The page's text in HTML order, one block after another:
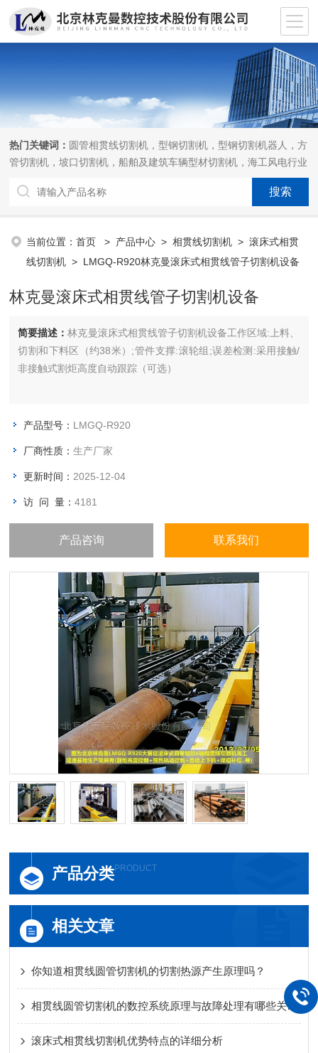
热门关键词： 圆管相贯线切割机，型钢切割机，型钢切割机器人，方
管切割机，坡口切割机，船舶及建筑车辆型材切割机，海工风电行业
当前位置：首页 > 产品中心 >相贯线切割机 >滚床式相贯
线切割机 > LMGQ-R920林克曼滚床式相贯线管子切割机设备
林克曼滚床式相贯线管子切割机设备
简要描述：林克曼滚床式相贯线管子切割机设备工作区域:上料、
切割和下料区（约38米）;管件支撑:滚轮组;误差检测:采用接触/
非接触式割炬高度自动跟踪（可选）
产品型号： LMGQ-R920
厂商性质：生产厂家
更新时间： 2025-12-04
访 问 量：4181
产品咨询 联系我们
产品分类PRODUCT
相关文章
你知道相贯线圆管切割机的切割热源产生原理吗？
相贯线圆管切割机的数控系统原理与故障处理有哪些关联？
滚床式相贯线切割机优势特点的详细分析